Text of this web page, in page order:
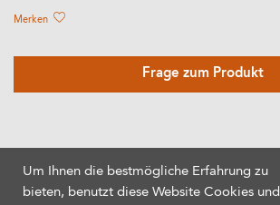
Merken
Frage zum Produkt
Um Ihnen die bestmögliche Erfahrung zu
bieten, benutzt diese Website Cookies und